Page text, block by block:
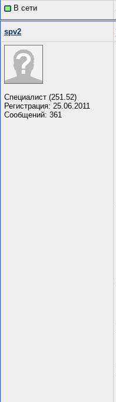
В сети
spv2
Специалист (251.52)
Регистрация: 25.06.2011
Сообщений: 361